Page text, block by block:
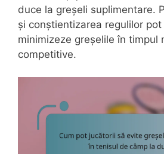
duce la greșeli suplimentare.
și conștientizarea regulilor
minimizeze greșelile în timpul
competitive.